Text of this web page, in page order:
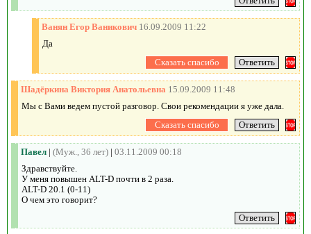
Ванян Егор Ваникович 16.09.2009 11:22
Да
Шадёркина Виктория Анатольевна 15.09.2009 11:48
Мы с Вами ведем пустой разговор. Свои рекомендации я уже дала.
Павел | (Муж., 36 лет) | 03.11.2009 00:18
Здравствуйте.
У меня повышен ALT-D почти в 2 раза.
ALT-D 20.1 (0-11)
О чем это говорит?